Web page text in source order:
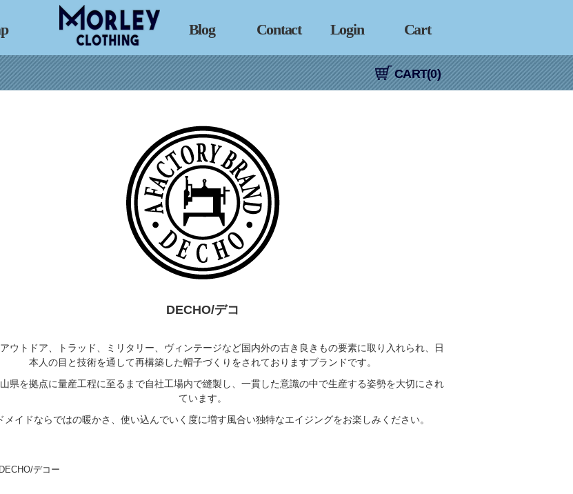
Blog Contact Login Cart
CART(0)
DECHO/デコ
ウトドア、トラッド、ミリタリー、ヴィンテージなど国内外の古き良きもの要素に取り入れられ、日
本人の目と技術を通して再構築した帽子づくりをされておりますブランドです。
県を拠点に量産工程に至るまで自社工場内で縫製し、一貫した意識の中で生産する姿勢を大切にされ
ています。
メイドならではの暖かさ、使い込んでいく度に増す風合い独特なエイジングをお楽しみください。
DECHO/デコー